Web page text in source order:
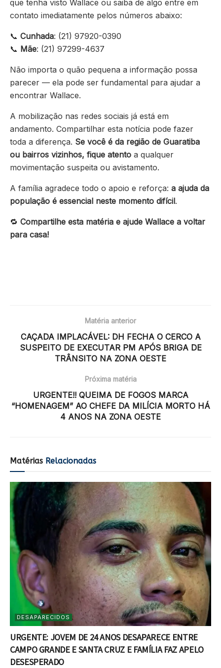
que tenha visto Wallace ou saiba de algo entre em
contato imediatamente pelos números abaixo:
📞 Cunhada: (21) 97920-0390
📞 Mãe: (21) 97299-4637
Não importa o quão pequena a informação possa
parecer — ela pode ser fundamental para ajudar a
encontrar Wallace.
A mobilização nas redes sociais já está em
andamento. Compartilhar esta notícia pode fazer
toda a diferença. Se você é da região de Guaratiba
ou bairros vizinhos, fique atento a qualquer
movimentação suspeita ou avistamento.
A família agradece todo o apoio e reforça: a ajuda da
população é essencial neste momento difícil.
🔁 Compartilhe esta matéria e ajude Wallace a voltar
para casa!
Matéria anterior
CAÇADA IMPLACÁVEL: DH FECHA O CERCO A
SUSPEITO DE EXECUTAR PM APÓS BRIGA DE
TRÂNSITO NA ZONA OESTE
Próxima matéria
URGENTE!! QUEIMA DE FOGOS MARCA
“HOMENAGEM” AO CHEFE DA MILÍCIA MORTO HÁ
4 ANOS NA ZONA OESTE
Matérias Relacionadas
DESAPARECIDOS
URGENTE: JOVEM DE 24 ANOS DESAPARECE ENTRE
CAMPO GRANDE E SANTA CRUZ E FAMÍLIA FAZ APELO
DESESPERADO